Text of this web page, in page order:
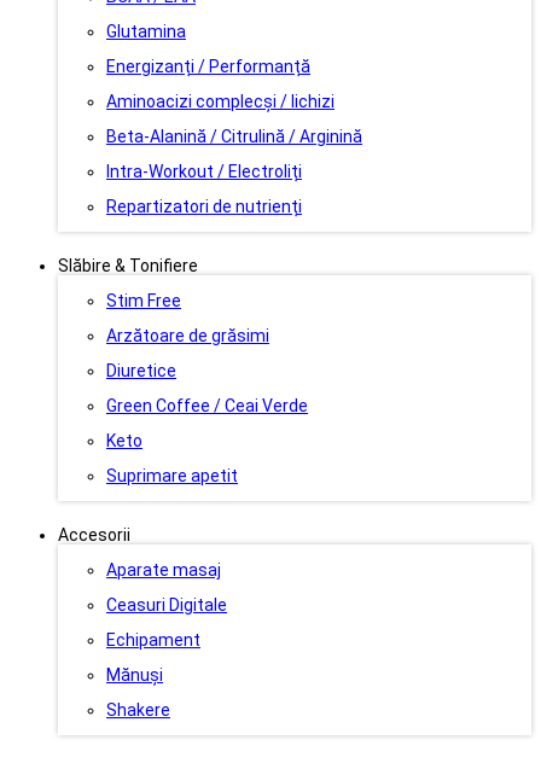
Glutamina
Energizanți / Performanță
Aminoacizi complecși / lichizi
Beta-Alanină / Citrulină / Arginină
Intra-Workout / Electroliți
Repartizatori de nutrienți
Slăbire & Tonifiere
Stim Free
Arzătoare de grăsimi
Diuretice
Green Coffee / Ceai Verde
Keto
Suprimare apetit
Accesorii
Aparate masaj
Ceasuri Digitale
Echipament
Mănuși
Shakere